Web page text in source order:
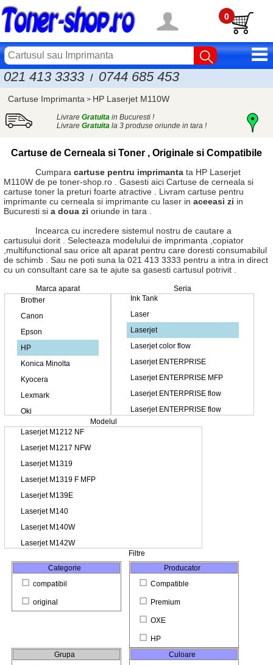
0
021 413 3333 / 0744 685 453
Cartuse Imprimanta > HP Laserjet M110W
Livrare Gratuitain Bucuresti !
Livrare Gratuitala 3 produse oriunde in tara !
Cartuse de Cerneala si Toner , Originale si Compatibile
Cumpara cartuse pentru imprimanta ta HP Laserjet
M110W de pe toner-shop.ro . Gasesti aici Cartuse de cerneala si
cartuse toner la preturi foarte atractive . Livram cartuse pentru
imprimante cu cerneala si imprimante cu laser in aceeasi zi in
Bucuresti si a doua zi oriunde in tara .
Incearca cu incredere sistemul nostru de cautare a
cartusului dorit . Selecteaza modelului de imprimanta ,copiator
,multifunctional sau orice alt aparat pentru care doresti consumabilul
de schimb . Sau ne poti suna la 021 413 3333 pentru a intra in direct
cu un consultant care sa te ajute sa gasesti cartusul potrivit .
Marca aparat Seria
Modelul
Filtre
Categorie
compatibil
original
Producator
Compatible
Premium
OXE
HP
Grupa
Culoare